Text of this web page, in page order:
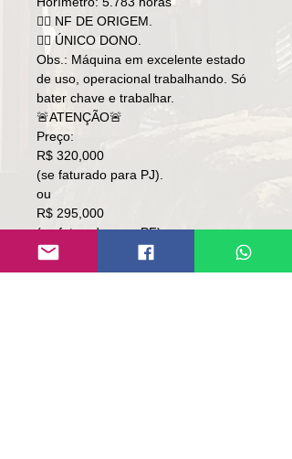
👉🏻 NF DE ORIGEM.
👉🏻 ÚNICO DONO.
Obs.: Máquina em excelente estado
de uso, operacional trabalhando. Só
bater chave e trabalhar.
🚨ATENÇÃO🚨
Preço:
R$ 320,000
(se faturado para PJ).
ou
R$ 295,000
(se faturado para PF).
Local: RS.
👉🏻SOMENTE À VISTA.